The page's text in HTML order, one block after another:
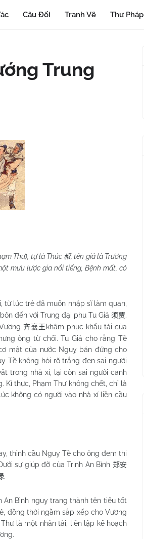
Câu Đối Tranh Vẽ Thư Pháp
Trung
Thư), tự là Thúc 叔, tên giả là Trương
mưu lược gia nổi tiếng, Bệnh mất, có
từ lúc trẻ đã muốn nhập sĩ làm quan,
đến với Trung đại phu Tu Giả 须贾.
齐襄王 khâm phục khẩu tài của
ông từ chối. Tu Giả cho rằng Tề
mật của nước Nguỵ bán đứng cho
Tề không hỏi rõ trắng đen sai người
trong nhà xí, lại còn sai người canh
Kì thực, Phạm Thư không chết, chỉ là
không có người vào nhà xí liền cầu
thỉnh cầu Nguỵ Tề cho ông đem thi
sự giúp đỡ của Trịnh An Bình 郑安
.
An Bình nguỵ trang thành tên tiểu tốt
đồng thời ngầm sắp xếp cho Vương
là một nhân tài, liền lập kế hoạch